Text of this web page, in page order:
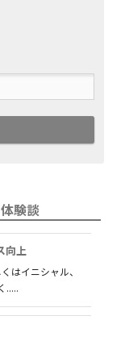
験談
向上
はイニシャル、
.....